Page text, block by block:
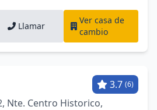
Llamar
Ver casa de
cambio
3.7 (6)
Nte. Centro Historico,